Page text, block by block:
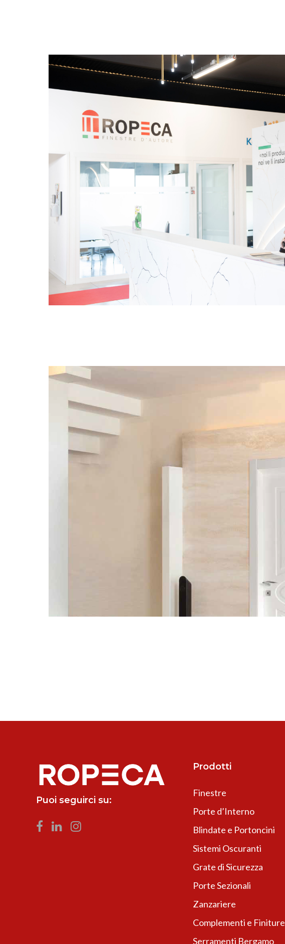
Puoi seguirci su:
Prodotti
Finestre
Porte d’Interno
Blindate e Portoncini
Sistemi Oscuranti
Grate di Sicurezza
Porte Sezionali
Zanzariere
Complementi e Finiture
Serramenti Bergamo